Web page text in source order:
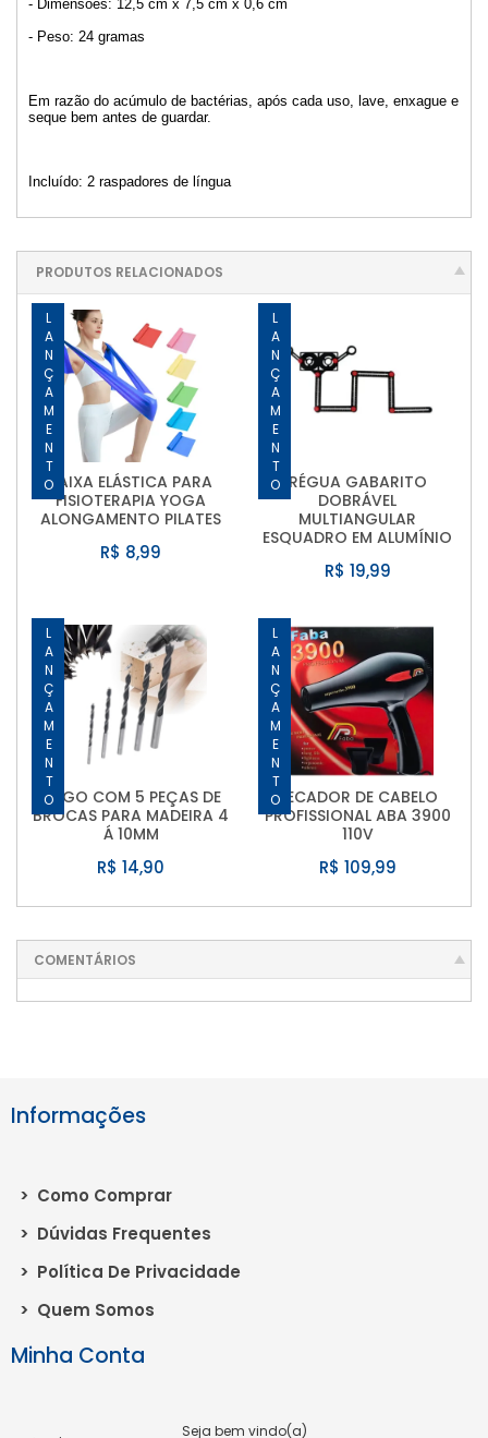
- Dimensões: 12,5 cm x 7,5 cm x 0,6 cm
- Peso: 24 gramas
Em razão do acúmulo de bactérias, após cada uso, lave, enxague e
seque bem antes de guardar.
Incluído: 2 raspadores de língua
PRODUTOS RELACIONADOS
LANÇAMENTOFAIXA ELÁSTICA PARA
FISIOTERAPIA YOGA
ALONGAMENTO PILATES
R$ 8,99
LANÇAMENTO RÉGUA GABARITO
DOBRÁVEL
MULTIANGULAR
ESQUADRO EM ALUMÍNIO
R$ 19,99
LANÇAMENTO
JOGO COM 5 PEÇAS DE
BROCAS PARA MADEIRA 4
Á 10MM
R$ 14,90
LANÇAMENTOSECADOR DE CABELO
PROFISSIONAL ABA 3900
110V
R$ 109,99
COMENTÁRIOS
Informações
> Como Comprar
> Dúvidas Frequentes
> Política De Privacidade
> Quem Somos
Minha Conta
Seja bem vindo(a)